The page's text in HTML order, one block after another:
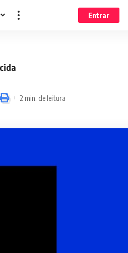
Entrar
2 min. de leitura